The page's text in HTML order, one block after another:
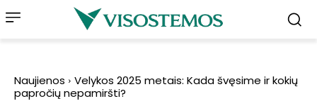
Naujienos
Velykos 2025 metais: Kada švęsime ir kokių
papročių nepamiršti?